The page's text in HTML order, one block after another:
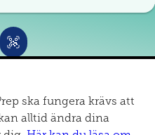
|Informationsmaterial
ska fungera krävs att
alltid ändra dina